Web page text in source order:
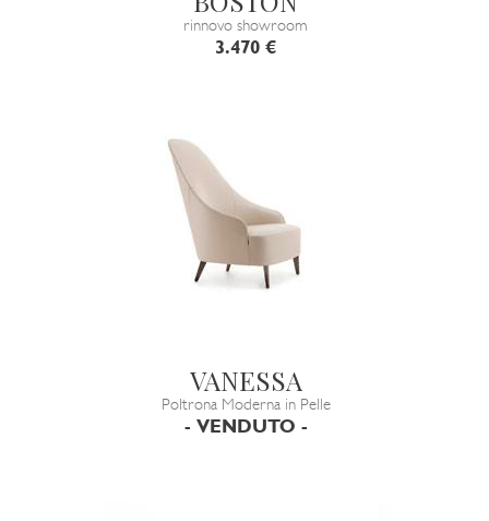
rinnovo showroom
3.470 €
VANESSA
Poltrona Moderna in Pelle
- VENDUTO -